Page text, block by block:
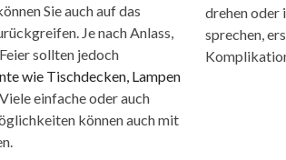
Sie auch auf das
Je nach Anlass,
sollten jedoch
wie Tischdecken, Lampen
einfache oder auch
können auch mit
drehen oder
sprechen,